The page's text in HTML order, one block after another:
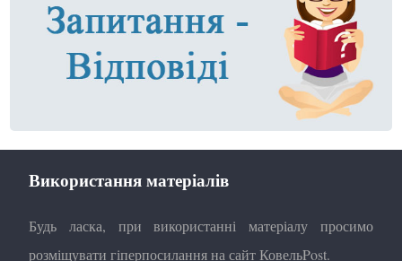
Використання матеріалів
Будь ласка, при використанні матеріалу просимо
розміщувати гіперпосилання на сайт КовельPost.